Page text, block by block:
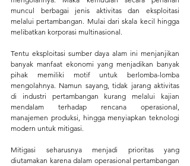
muncul berbagai jenis aktivitas dan eksploitasi
melalui pertambangan. Mulai dari skala kecil hingga
melibatkan korporasi multinasional.
Tentu eksploitasi sumber daya alam ini menjanjikan
banyak manfaat ekonomi yang menjadikan banyak
pihak memiliki motif untuk berlomba-lomba
mengolahnya. Namun sayang, tidak jarang aktivitas
di industri pertambangan kurang melalui kajian
mendalam terhadap rencana operasional,
manajemen produksi, hingga menyiapkan teknologi
modern untuk mitigasi.
Mitigasi seharusnya menjadi prioritas yang
diutamakan karena dalam operasional pertambangan